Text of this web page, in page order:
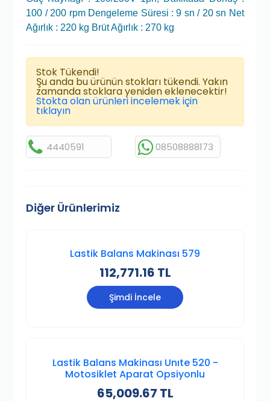
100 / 200 rpm Dengeleme Süresi : 9 sn / 20 sn Net
Ağırlık : 220 kg Brüt Ağırlık : 270 kg
Stok Tükendi!
Şu anda bu ürünün stokları tükendi. Yakın
zamanda stoklara yeniden eklenecektir!
Stokta olan ürünleri incelemek için
tıklayın
4440591 08508888173
Diğer Ürünlerimiz
Lastik Balans Makinası 579
112,771.16 TL
Şimdi İncele
Lastik Balans Makinası Unıte 520 -
Motosiklet Aparat Opsiyonlu
65,009.67 TL